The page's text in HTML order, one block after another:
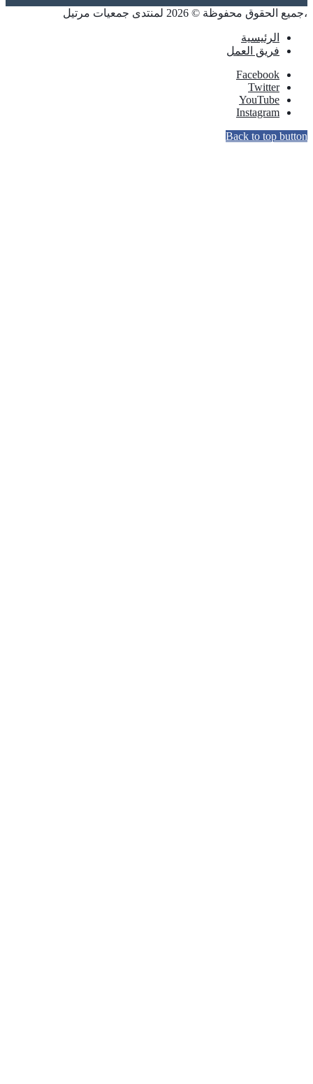
،جميع الحقوق محفوظة © 2026 لمنتدى جمعيات مرتيل
الرئيسية
فريق العمل
Facebook
Twitter
YouTube
Instagram
Back to top button